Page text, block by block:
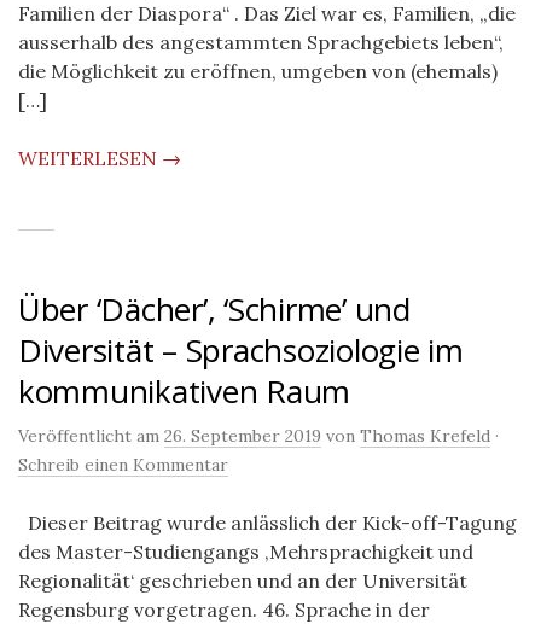
Familien der Diaspora“ . Das Ziel war es, Familien, „die
ausserhalb des angestammten Sprachgebiets leben“,
die Möglichkeit zu eröffnen, umgeben von (ehemals)
[…]
WEITERLESEN →
Über ‘Dächer’, ‘Schirme’ und
Diversität – Sprachsoziologie im
kommunikativen Raum
Veröffentlicht am 26. September 2019 von Thomas Krefeld ·
Schreib einen Kommentar
Dieser Beitrag wurde anlässlich der Kick-off-Tagung
des Master-Studiengangs ‚Mehrsprachigkeit und
Regionalität‘ geschrieben und an der Universität
Regensburg vorgetragen. 46. Sprache in der